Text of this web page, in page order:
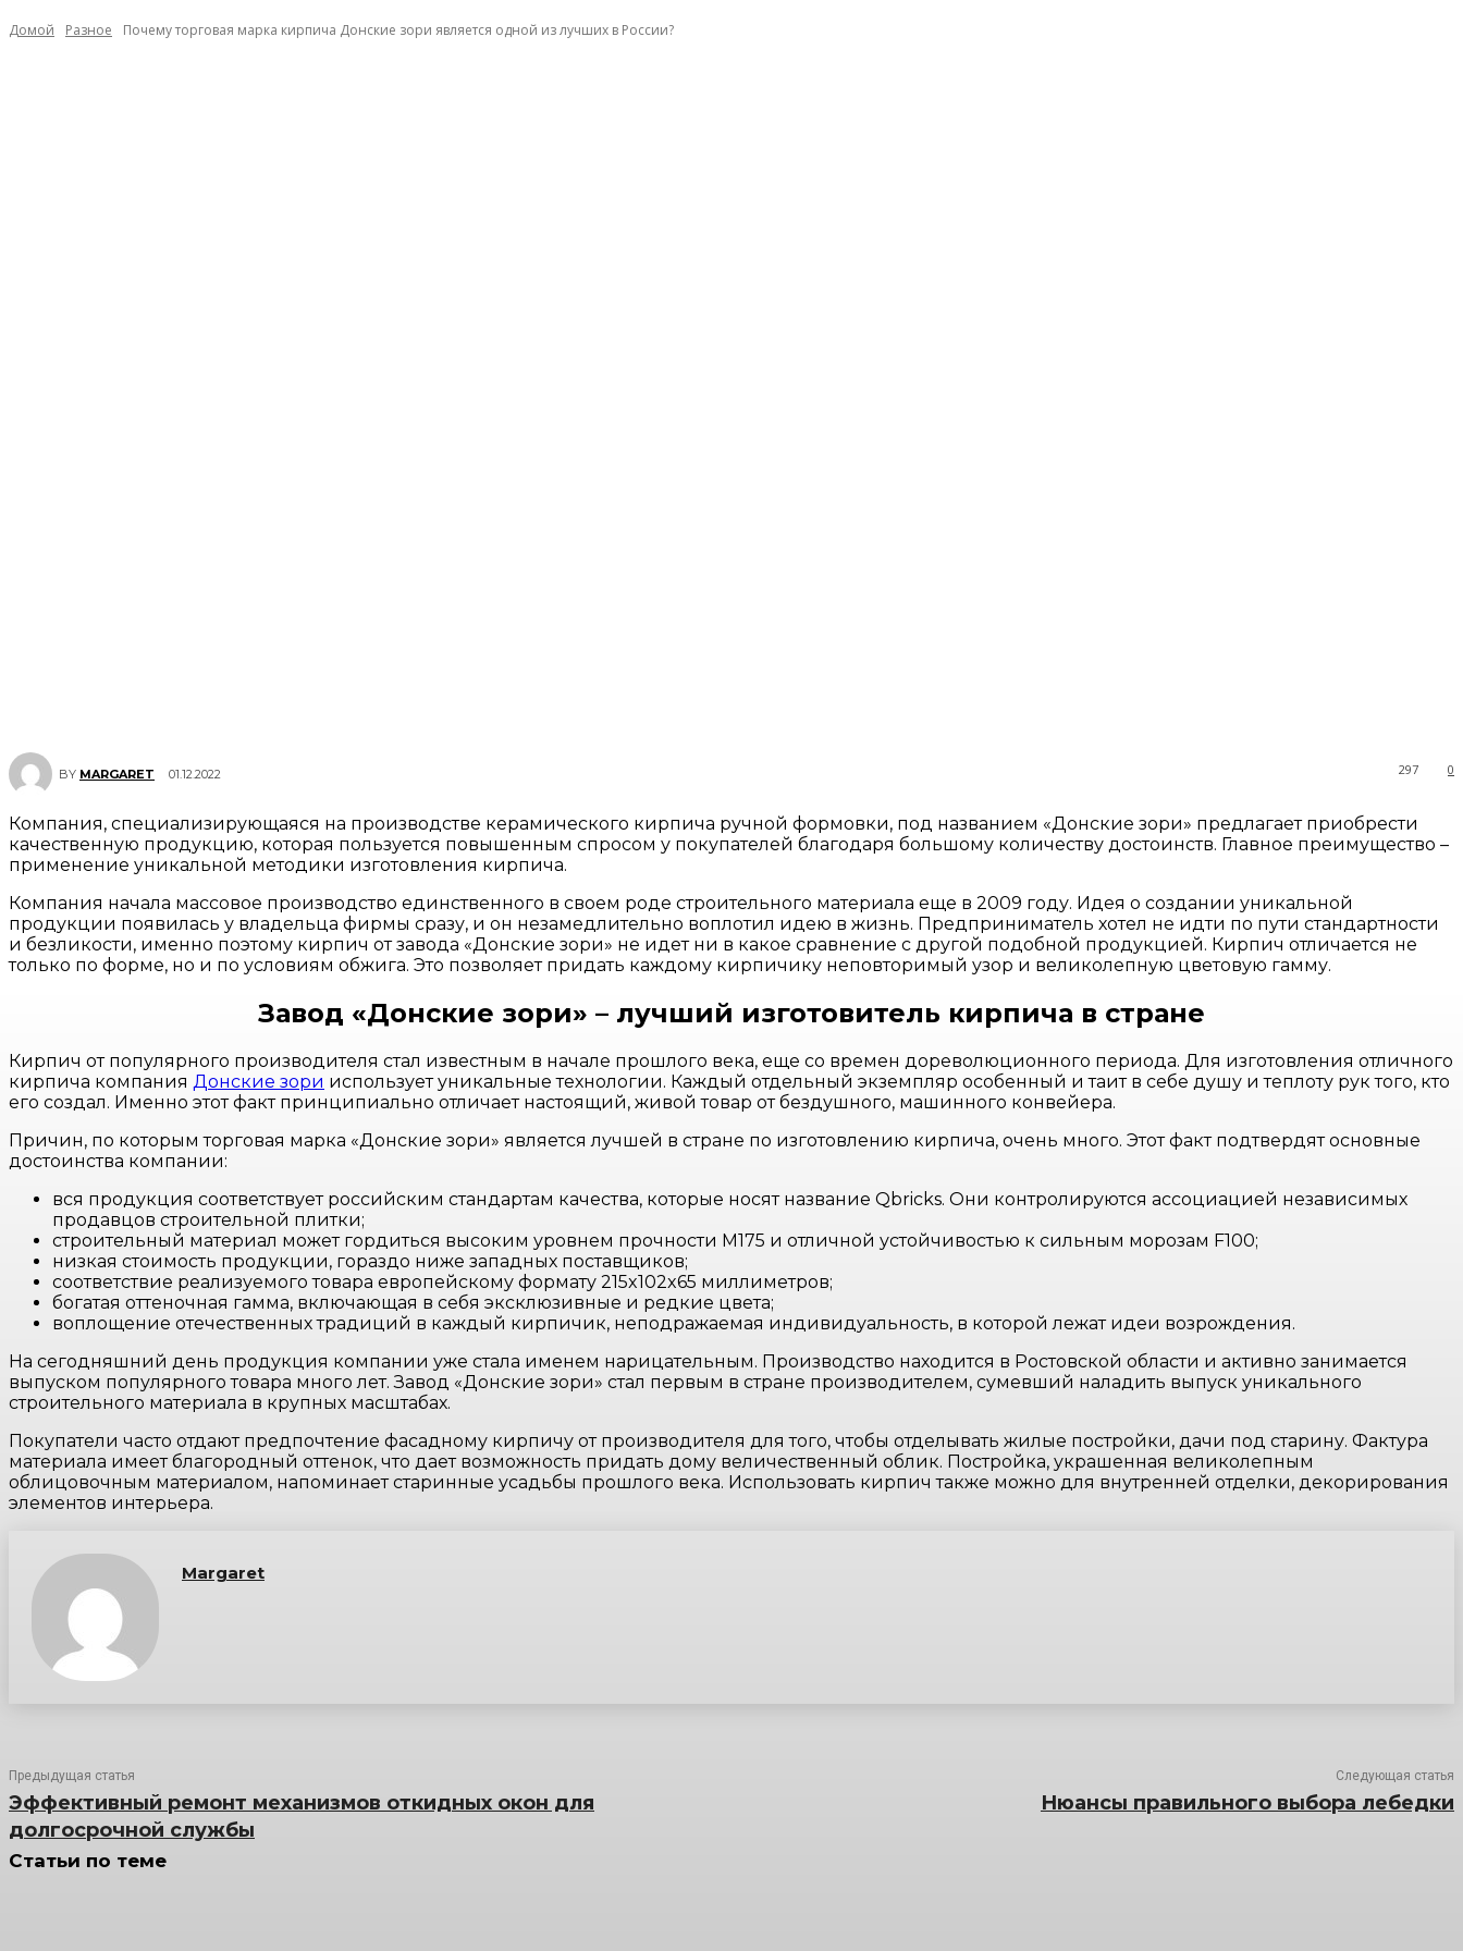
Домой Разное Почему торговая марка кирпича Донские зори является одной из лучших в России?
BY MARGARET 01.12.2022 0
297
Компания, специализирующаяся на производстве керамического кирпича ручной формовки, под названием «Донские зори» предлагает приобрести
качественную продукцию, которая пользуется повышенным спросом у покупателей благодаря большому количеству достоинств. Главное преимущество –
применение уникальной методики изготовления кирпича.
Компания начала массовое производство единственного в своем роде строительного материала еще в 2009 году. Идея о создании уникальной
продукции появилась у владельца фирмы сразу, и он незамедлительно воплотил идею в жизнь. Предприниматель хотел не идти по пути стандартности
и безликости, именно поэтому кирпич от завода «Донские зори» не идет ни в какое сравнение с другой подобной продукцией. Кирпич отличается не
только по форме, но и по условиям обжига. Это позволяет придать каждому кирпичику неповторимый узор и великолепную цветовую гамму.
Завод «Донские зори» – лучший изготовитель кирпича в стране
Кирпич от популярного производителя стал известным в начале прошлого века, еще со времен дореволюционного периода. Для изготовления отличного
кирпича компания Донские зори использует уникальные технологии. Каждый отдельный экземпляр особенный и таит в себе душу и теплоту рук того, кто
его создал. Именно этот факт принципиально отличает настоящий, живой товар от бездушного, машинного конвейера.
Причин, по которым торговая марка «Донские зори» является лучшей в стране по изготовлению кирпича, очень много. Этот факт подтвердят основные
достоинства компании:
вся продукция соответствует российским стандартам качества, которые носят название Qbricks. Они контролируются ассоциацией независимых
продавцов строительной плитки;
строительный материал может гордиться высоким уровнем прочности M175 и отличной устойчивостью к сильным морозам F100;
низкая стоимость продукции, гораздо ниже западных поставщиков;
соответствие реализуемого товара европейскому формату 215x102x65 миллиметров;
богатая оттеночная гамма, включающая в себя эксклюзивные и редкие цвета;
воплощение отечественных традиций в каждый кирпичик, неподражаемая индивидуальность, в которой лежат идеи возрождения.
На сегодняшний день продукция компании уже стала именем нарицательным. Производство находится в Ростовской области и активно занимается
выпуском популярного товара много лет. Завод «Донские зори» стал первым в стране производителем, сумевший наладить выпуск уникального
строительного материала в крупных масштабах.
Покупатели часто отдают предпочтение фасадному кирпичу от производителя для того, чтобы отделывать жилые постройки, дачи под старину. Фактура
материала имеет благородный оттенок, что дает возможность придать дому величественный облик. Постройка, украшенная великолепным
облицовочным материалом, напоминает старинные усадьбы прошлого века. Использовать кирпич также можно для внутренней отделки, декорирования
элементов интерьера.
Margaret
Предыдущая статья
Эффективный ремонт механизмов откидных окон для
долгосрочной службы
Следующая статья
Нюансы правильного выбора лебедки
Статьи по теме